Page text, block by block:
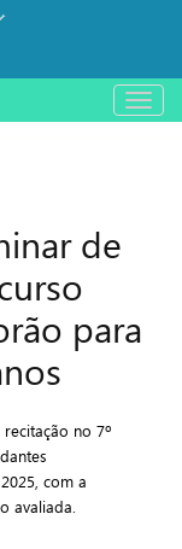
باز
و
de
para
no 7º
com a
avaliada.